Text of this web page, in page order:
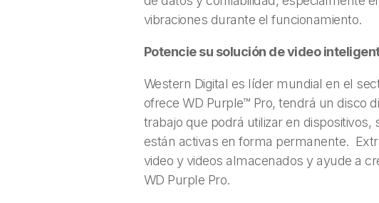
vibraciones durante el funcionamiento.
Potencie su solución de video
Western Digital es líder mundial en el
ofrece WD Purple™ Pro, tendrá un disco
trabajo que podrá utilizar en
están activas en forma permanente.
video y videos almacenados y ayude a
WD Purple Pro.